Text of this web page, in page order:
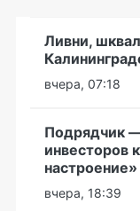
Ливни,
вчера, 07:18
Подрядчик
инвесторов
настроение»
вчера, 18:39